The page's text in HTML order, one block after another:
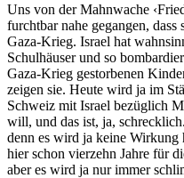
Uns von der Mahnwache
furchtbar nahe gegangen,
Gaza-Krieg. Israel hat
Schulhäuser und so
Gaza-Krieg gestorbenen
zeigen sie. Heute wird ja im
Schweiz mit Israel bezüglich
will, und das ist, ja,
denn es wird ja keine Wirkung
hier schon vierzehn Jahre für
aber es wird ja nur immer